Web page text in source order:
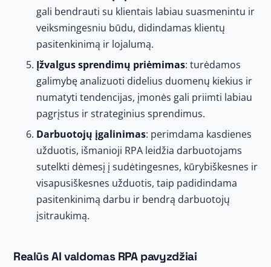
gali bendrauti su klientais labiau suasmenintu ir
veiksmingesniu būdu, didindamas klientų
pasitenkinimą ir lojalumą.
Įžvalgus sprendimų priėmimas: turėdamos
galimybę analizuoti didelius duomenų kiekius ir
numatyti tendencijas, įmonės gali priimti labiau
pagrįstus ir strateginius sprendimus.
Darbuotojų įgalinimas: perimdama kasdienes
užduotis, išmanioji RPA leidžia darbuotojams
sutelkti dėmesį į sudėtingesnes, kūrybiškesnes ir
visapusiškesnes užduotis, taip padidindama
pasitenkinimą darbu ir bendrą darbuotojų
įsitraukimą.
Realūs AI valdomas RPA pavyzdžiai